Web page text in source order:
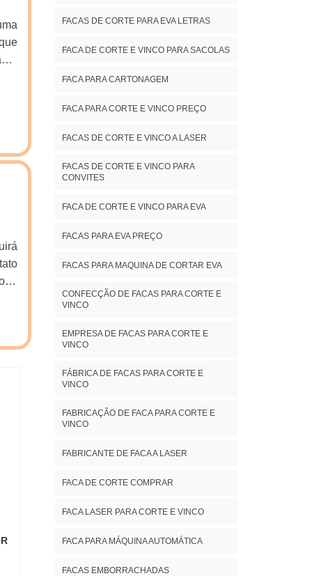
e
de
e
FACAS DE CORTE PARA EVA LETRAS
FACA DE CORTE E VINCO PARA SACOLAS
FACA PARA CARTONAGEM
FACA PARA CORTE E VINCO PREÇO
FACAS DE CORTE E VINCO A LASER
FACAS DE CORTE E VINCO PARA
CONVITES
FACA DE CORTE E VINCO PARA EVA
FACAS PARA EVA PREÇO
FACAS PARA MAQUINA DE CORTAR EVA
CONFECÇÃO DE FACAS PARA CORTE E
VINCO
EMPRESA DE FACAS PARA CORTE E
VINCO
FÁBRICA DE FACAS PARA CORTE E
VINCO
FABRICAÇÃO DE FACA PARA CORTE E
VINCO
FABRICANTE DE FACA A LASER
FACA DE CORTE COMPRAR
FACA LASER PARA CORTE E VINCO
FACA PARA MÁQUINA AUTOMÁTICA
FACAS EMBORRACHADAS